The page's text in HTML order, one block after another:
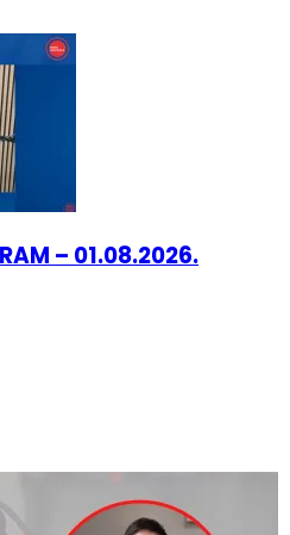
– 01.08.2026.